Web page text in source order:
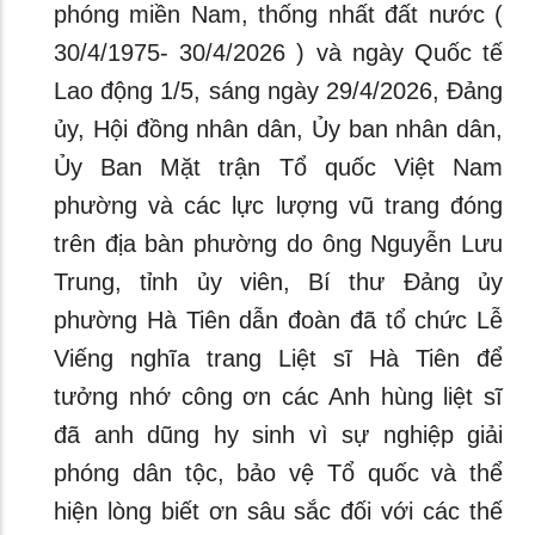
phóng miền Nam, thống nhất đất nước (
30/4/1975- 30/4/2026 ) và ngày Quốc tế
Lao động 1/5, sáng ngày 29/4/2026, Đảng
ủy, Hội đồng nhân dân, Ủy ban nhân dân,
Ủy Ban Mặt trận Tổ quốc Việt Nam
phường và các lực lượng vũ trang đóng
trên địa bàn phường do ông Nguyễn Lưu
Trung, tỉnh ủy viên, Bí thư Đảng ủy
phường Hà Tiên dẫn đoàn đã tổ chức Lễ
Viếng nghĩa trang Liệt sĩ Hà Tiên để
tưởng nhớ công ơn các Anh hùng liệt sĩ
đã anh dũng hy sinh vì sự nghiệp giải
phóng dân tộc, bảo vệ Tổ quốc và thể
hiện lòng biết ơn sâu sắc đối với các thế